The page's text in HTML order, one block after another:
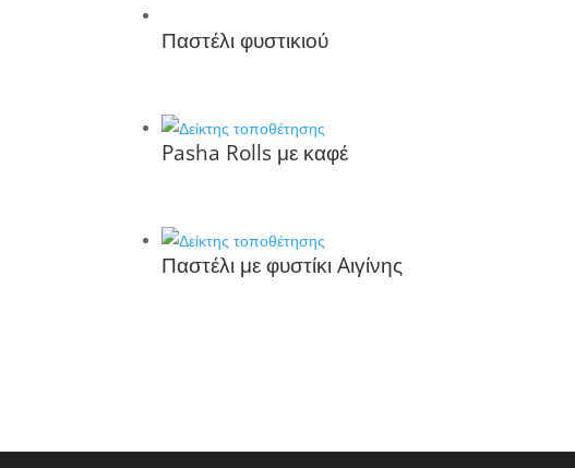
Παστέλι φυστικιού
Pasha Rolls με καφέ
Παστέλι με φυστίκι Aιγίνης